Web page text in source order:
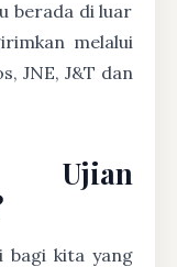
berada di luar
melalui
JNE, J&T dan
bagi kita yang